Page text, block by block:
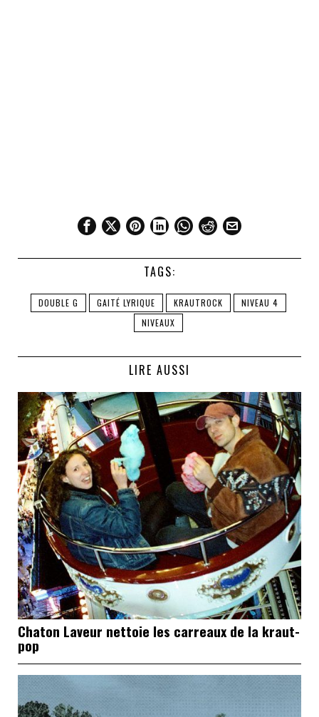
TAGS:
DOUBLE G GAITÉ LYRIQUE KRAUTROCK
NIVEAU 4
NIVEAUX
LIRE AUSSI
Chaton Laveur nettoie les carreaux de la kraut-
pop